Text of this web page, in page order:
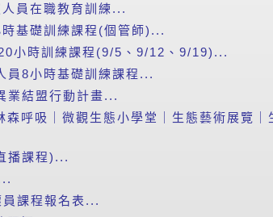
員在職教育訓練...
基礎訓練課程(個管師)...
小時訓練課程(9/5、9/12、9/19)...
員8小時基礎訓練課程...
業結盟行動計畫...
森呼吸｜微觀生態小學堂｜生態藝術展覽
播課程)...
課程報名表...